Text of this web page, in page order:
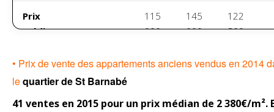
Prix
médian
115
000
145
000
122
500
Surface
habitable
42m² 64m² 72m²
• Prix de vente des appartements anciens vendus en 2014
lequartier de St Barnabé
41 ventes en 2015 pour un prix médian de 2 380€/m².